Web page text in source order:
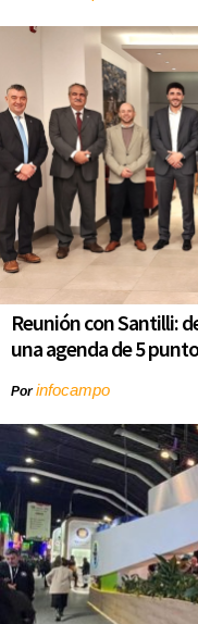
Reunión con Santilli:
una agenda de 5
Porinfocampo